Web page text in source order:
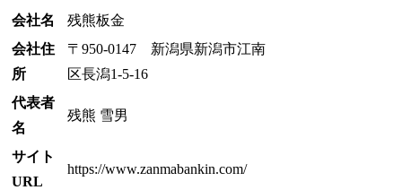
会社名
残熊板金
会社住
所
〒950-0147 新潟県新潟市江南
区長潟1-5-16
代表者
名
残熊 雪男
サイト
URL
https://www.zanmabankin.com/